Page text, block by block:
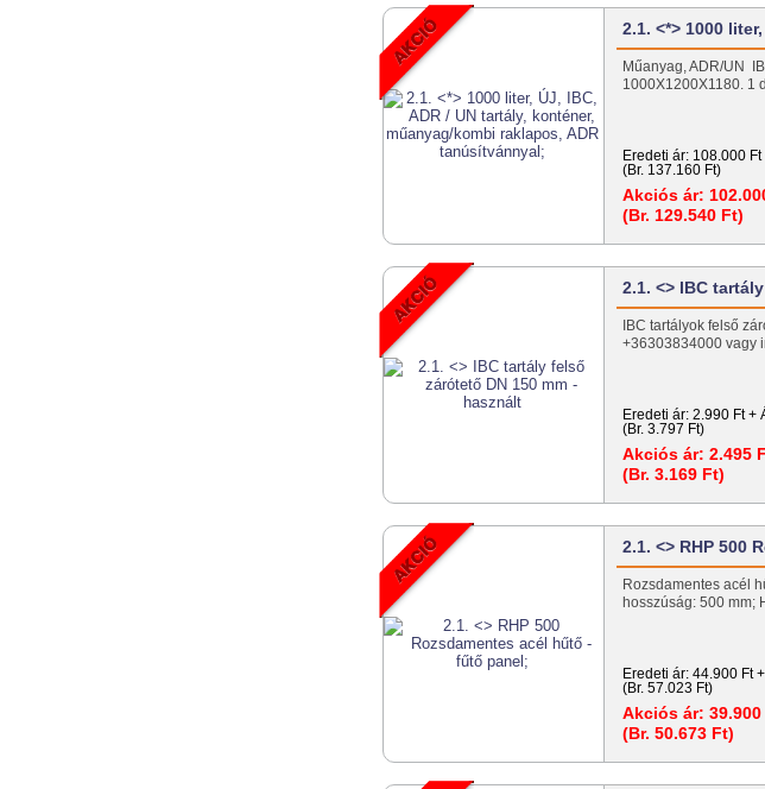
2.1. <*> 1000
Műanyag, ADR/UN
1000X1200X1180. 1
Eredeti ár: 108.000 Ft
(Br. 137.160 Ft)
Akciós ár:
(Br. 129.540 Ft)
2.1. <> IBC
IBC tartályok felső
+36303834000 vagy
Eredeti ár: 2.990 Ft +
(Br. 3.797 Ft)
Akciós ár: 2.495
(Br. 3.169 Ft)
2.1. <> RHP 500
Rozsdamentes acél
hosszúság: 500 mm;
Eredeti ár: 44.900 Ft
(Br. 57.023 Ft)
Akciós ár:
(Br. 50.673 Ft)